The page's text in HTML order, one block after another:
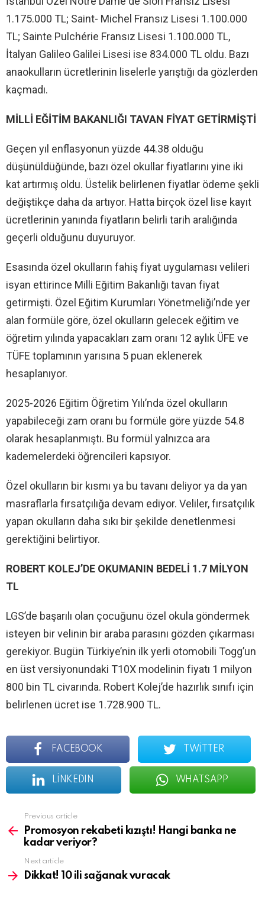
1.175.000 TL; Saint- Michel Fransız Lisesi 1.100.000
TL; Sainte Pulchérie Fransız Lisesi 1.100.000 TL,
İtalyan Galileo Galilei Lisesi ise 834.000 TL oldu. Bazı
anaokulların ücretlerinin liselerle yarıştığı da gözlerden
kaçmadı.
MİLLİ EĞİTİM BAKANLIĞI TAVAN FİYAT GETİRMİŞTİ
Geçen yıl enflasyonun yüzde 44.38 olduğu
düşünüldüğünde, bazı özel okullar fiyatlarını yine iki
kat artırmış oldu. Üstelik belirlenen fiyatlar ödeme şekli
değiştikçe daha da artıyor. Hatta birçok özel lise kayıt
ücretlerinin yanında fiyatların belirli tarih aralığında
geçerli olduğunu duyuruyor.
Esasında özel okulların fahiş fiyat uygulaması velileri
isyan ettirince Milli Eğitim Bakanlığı tavan fiyat
getirmişti. Özel Eğitim Kurumları Yönetmeliği’nde yer
alan formüle göre, özel okulların gelecek eğitim ve
öğretim yılında yapacakları zam oranı 12 aylık ÜFE ve
TÜFE toplamının yarısına 5 puan eklenerek
hesaplanıyor.
2025-2026 Eğitim Öğretim Yılı’nda özel okulların
yapabileceği zam oranı bu formüle göre yüzde 54.8
olarak hesaplanmıştı. Bu formül yalnızca ara
kademelerdeki öğrencileri kapsıyor.
Özel okulların bir kısmı ya bu tavanı deliyor ya da yan
masraflarla fırsatçılığa devam ediyor. Veliler, fırsatçılık
yapan okulların daha sıkı bir şekilde denetlenmesi
gerektiğini belirtiyor.
ROBERT KOLEJ’DE OKUMANIN BEDELİ 1.7 MİLYON
TL
LGS’de başarılı olan çocuğunu özel okula göndermek
isteyen bir velinin bir araba parasını gözden çıkarması
gerekiyor. Bugün Türkiye’nin ilk yerli otomobili Togg’un
en üst versiyonundaki T10X modelinin fiyatı 1 milyon
800 bin TL civarında. Robert Kolej’de hazırlık sınıfı için
belirlenen ücret ise 1.728.900 TL.
FACEBOOK TWITTER
LINKEDIN WHATSAPP
more
Previous article
Promosyon rekabeti kızıştı! Hangi banka ne
kadar veriyor?
Next article
Dikkat! 10 ili sağanak vuracak